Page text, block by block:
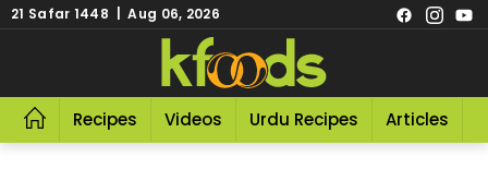
21 Safar 1448 | Aug 06, 2026
Recipes Videos Urdu Recipes Articles